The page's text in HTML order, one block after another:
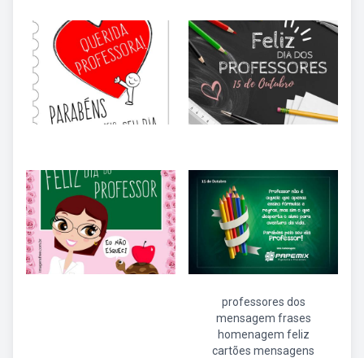
professores dos
mensagem frases
homenagem feliz
cartões mensagens